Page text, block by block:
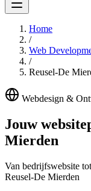
Home
/
Web
/
Reusel-De
Webdesign &
Jouw
Mierden
Van bedrijfswebsite
Reusel-De Mierden